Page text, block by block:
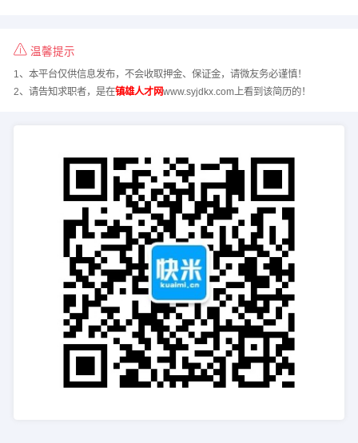
温馨提示
1、本平台仅供信息发布，不会收取押金、保证金，请微友务必谨慎！
2、请告知求职者，是在镇雄人才网www.syjdkx.com上看到该简历的！